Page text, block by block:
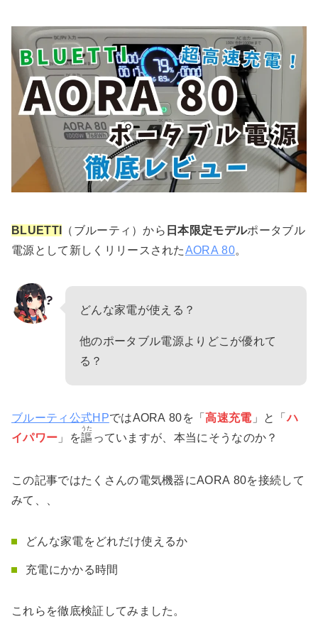
BLUETTI （ブルーティ）から 日本限定モデルポータブル
電源として新しくリリースされたAORA 80。
どんな家電が使える？
他のポータブル電源よりどこが優れて
る？
ブルーティ公式HPではAORA 80を「高速充電」と「ハ
イパワー 」を謳
うた
っていますが、本当にそうなのか？
この記事ではたくさんの電気機器にAORA 80を接続して
みて、、
どんな家電をどれだけ使えるか
充電にかかる時間
これらを徹底検証してみました。